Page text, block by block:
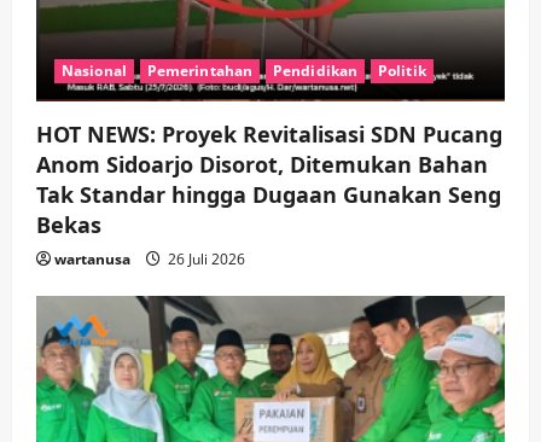
Nasional Pemerintahan Pendidikan Politik
HOT NEWS: Proyek Revitalisasi SDN Pucang
Anom Sidoarjo Disorot, Ditemukan Bahan
Tak Standar hingga Dugaan Gunakan Seng
Bekas
wartanusa 26 Juli 2026